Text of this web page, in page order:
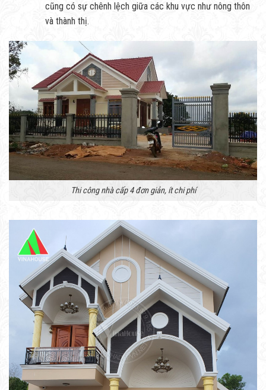
cũng có sự chênh lệch giữa các khu vực như nông thôn
và thành thị.
Thi công nhà cấp 4 đơn giản, ít chi phí